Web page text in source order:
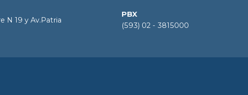
N 19 y Av.Patria
PBX
(593) 02 - 3815000